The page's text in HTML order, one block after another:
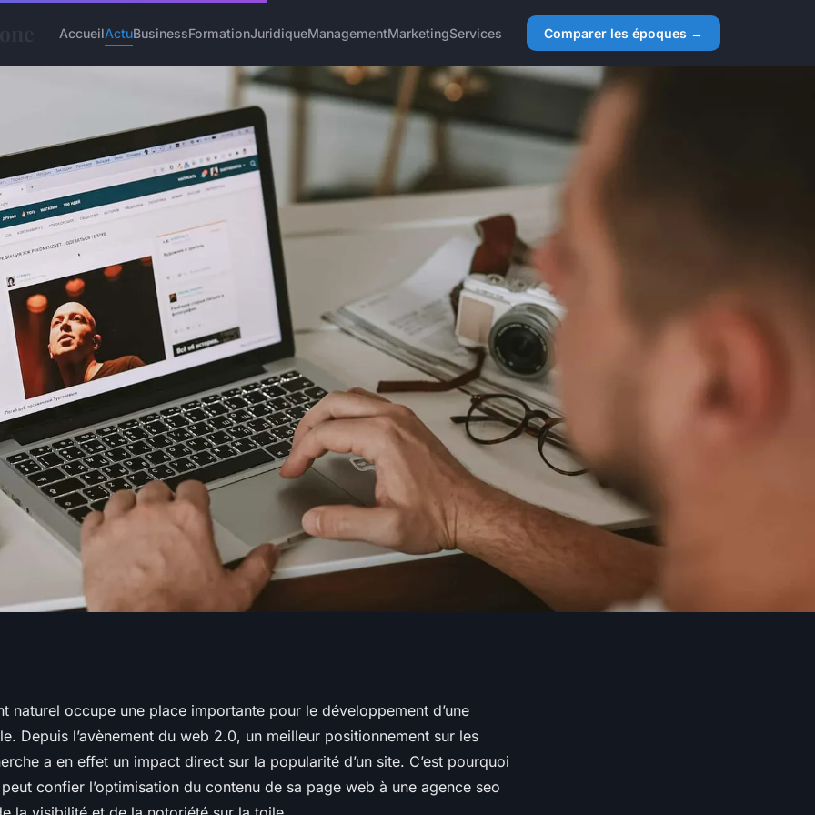
AccueilActuBusinessFormationJuridiqueManagementMarketingServices Comparer les époques →
la réussite
naturel occupe une place importante pour le développement d’une
Depuis l’avènement du web 2.0, un meilleur positionnement sur les
a en effet un impact direct sur la popularité d’un site. C’est pourquoi
confier l’optimisation du contenu de sa page web à une agence seo